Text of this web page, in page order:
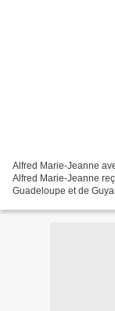
Alfred Marie-Jeanne
Alfred Marie-Jeanne
Guadeloupe et de